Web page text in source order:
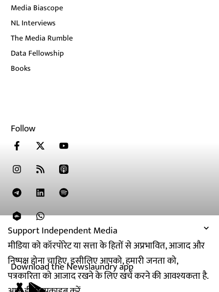
Support Independent Media
मीडिया को कॉरपोरेट या सत्ता के हितों से अप्रभावित, आजाद और
निष्पक्ष होना चाहिए. इसीलिए आपको, हमारी जनता को,
पत्रकारिता को आजाद रखने के लिए खर्च करने की आवश्यकता है.
Media Biascope
NL Interviews
The Media Rumble
Data Fellowship
Books
Follow
Download the Newslaundry app